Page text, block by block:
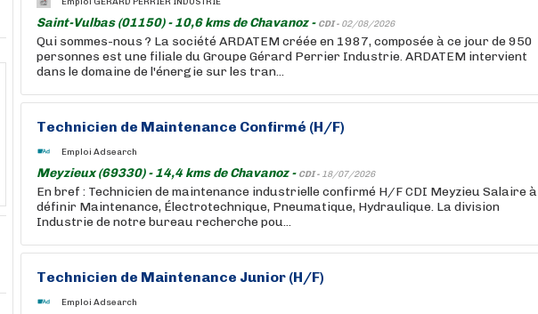
Saint-Vulbas (01150) - 10,6 kms de Chavanoz - CDI - 02/08/2026
Qui sommes-nous ? La société ARDATEM créée en 1987, composée à ce jour de 950
personnes est une filiale du Groupe Gérard Perrier Industrie. ARDATEM intervient
dans le domaine de l'énergie sur les tran...
Technicien de Maintenance Confirmé (H/F)
Emploi Adsearch
Meyzieux (69330) - 14,4 kms de Chavanoz - CDI - 18/07/2026
En bref : Technicien de maintenance industrielle confirmé H/F CDI Meyzieu Salaire à
définir Maintenance, Électrotechnique, Pneumatique, Hydraulique. La division
Industrie de notre bureau recherche pou...
Technicien de Maintenance Junior (H/F)
Emploi Adsearch